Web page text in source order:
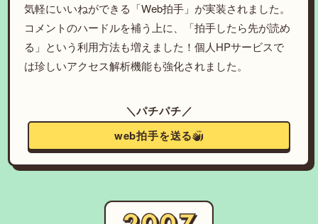
気軽にいいねができる「Web拍手」が実装されました。
コメントのハードルを補う上に、「拍手したら先が読め
る」という利用方法も増えました！個人HPサービスで
は珍しいアクセス解析機能も強化されました。
＼パチパチ／
web拍手を送る